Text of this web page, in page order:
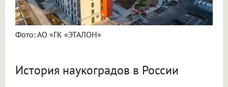
Фото: АО «ГК «ЭТАЛОН»
История наукоградов в России